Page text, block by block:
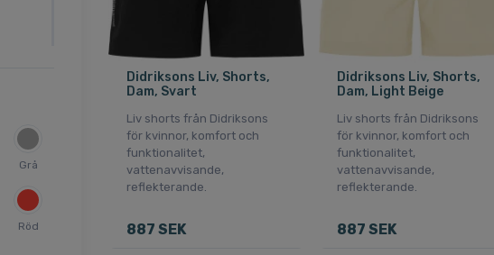
Grå
Röd
Didriksons Liv, Shorts,
Dam, Svart
Liv shorts från Didriksons
för kvinnor, komfort och
funktionalitet,
vattenavvisande,
reflekterande.
887 SEK
Didriksons Liv, Shorts,
Dam, Light Beige
Liv shorts från Didriksons
för kvinnor, komfort och
funktionalitet,
vattenavvisande,
reflekterande.
887 SEK